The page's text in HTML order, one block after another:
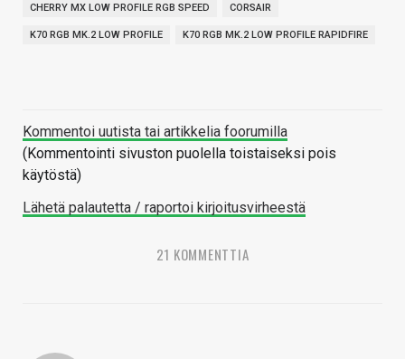
CHERRY MX LOW PROFILE RGB SPEED CORSAIR
K70 RGB MK.2 LOW PROFILE K70 RGB MK.2 LOW PROFILE RAPIDFIRE
Kommentoi uutista tai artikkelia foorumilla
(Kommentointi sivuston puolella toistaiseksi pois
käytöstä)
Lähetä palautetta / raportoi kirjoitusvirheestä
21 KOMMENTTIA